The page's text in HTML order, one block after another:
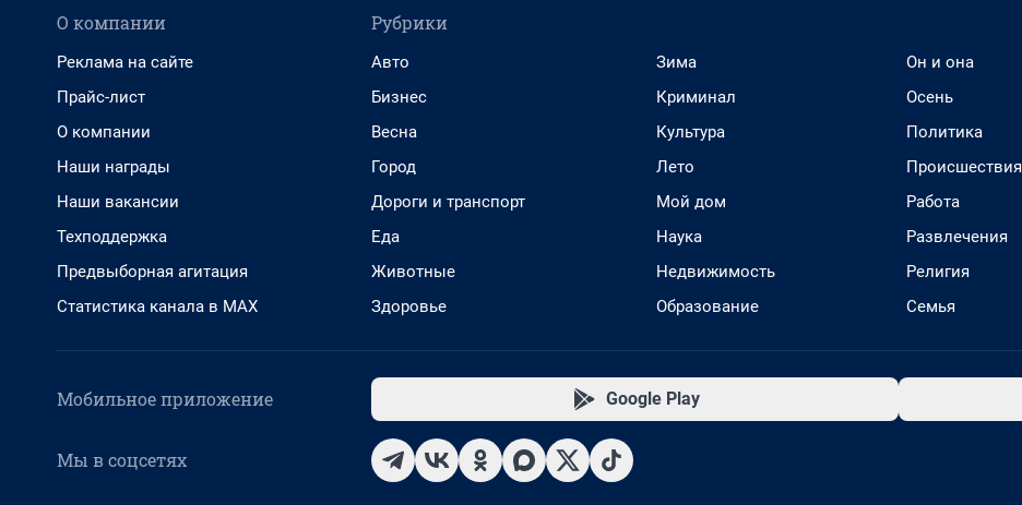
О компании
Реклама на сайте
Прайс-лист
О компании
Наши награды
Наши вакансии
Техподдержка
Предвыборная агитация
Статистика канала в MAX
Рубрики
Авто
Бизнес
Весна
Город
Дороги и транспорт
Еда
Животные
Здоровье
Зима
Криминал
Культура
Лето
Мой дом
Наука
Недвижимость
Образование
Он и она
Осень
Политика
Происшествия
Работа
Развлечения
Религия
Семья
Мобильное приложение Google Play
Мы в соцсетях